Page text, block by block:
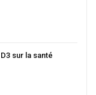
sur la santé